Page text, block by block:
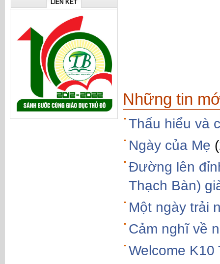
LIÊN KẾT
Những tin
Thấu hiểu và
Ngày của Mẹ
Đường lên
Thạch Bàn)
Một ngày trải
Cảm nghĩ về
Welcome K10